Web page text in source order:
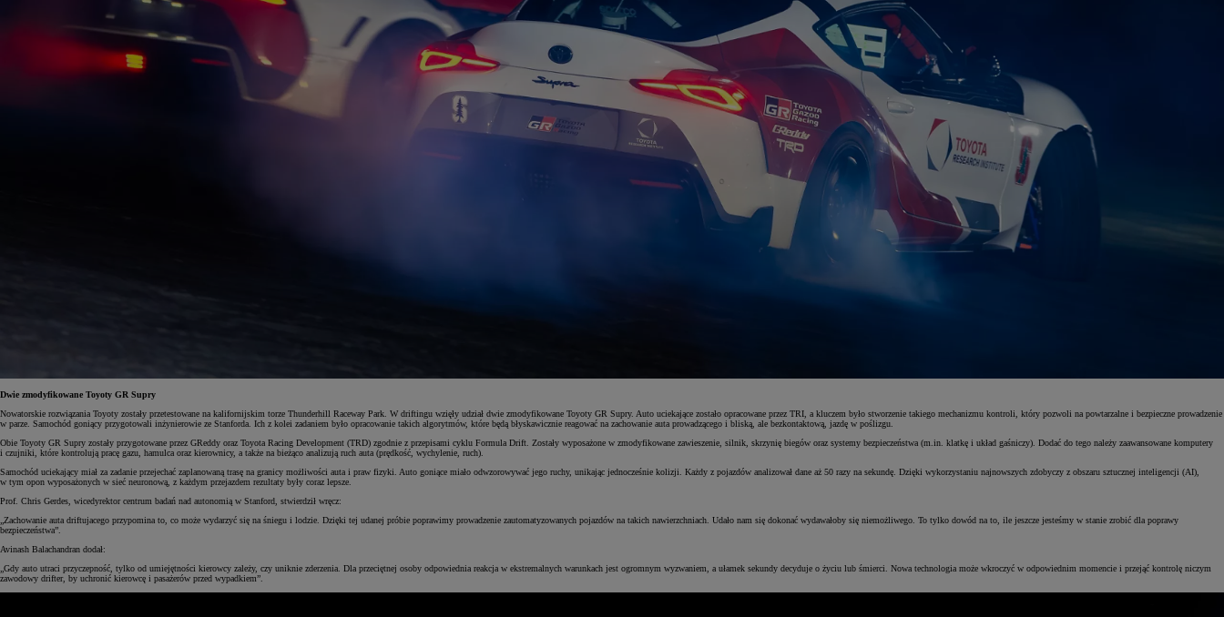
Dwie zmodyfikowane Toyoty GR Supry
Nowatorskie rozwiązania Toyoty zostały przetestowane na kalifornijskim torze Thunderhill Raceway Park. W driftingu wzięły udział dwie zmodyfikowane Toyoty GR Supry. Auto uciekające zostało opracowane przez TRI, a kluczem było stworzenie takiego mechanizmu kontroli, który pozwoli na powtarzalne i bezpieczne prowadzenie
w parze. Samochód goniący przygotowali inżynierowie ze Stanforda. Ich z kolei zadaniem było opracowanie takich algorytmów, które będą błyskawicznie reagować na zachowanie auta prowadzącego i bliską, ale bezkontaktową, jazdę w poślizgu.
Obie Toyoty GR Supry zostały przygotowane przez GReddy oraz Toyota Racing Development (TRD) zgodnie z przepisami cyklu Formula Drift. Zostały wyposażone w zmodyfikowane zawieszenie, silnik, skrzynię biegów oraz systemy bezpieczeństwa (m.in. klatkę i układ gaśniczy). Dodać do tego należy zaawansowane komputery
i czujniki, które kontrolują pracę gazu, hamulca oraz kierownicy, a także na bieżąco analizują ruch auta (prędkość, wychylenie, ruch).
Samochód uciekający miał za zadanie przejechać zaplanowaną trasę na granicy możliwości auta i praw fizyki. Auto goniące miało odwzorowywać jego ruchy, unikając jednocześnie kolizji. Każdy z pojazdów analizował dane aż 50 razy na sekundę. Dzięki wykorzystaniu najnowszych zdobyczy z obszaru sztucznej inteligencji (AI),
w tym opon wyposażonych w sieć neuronową, z każdym przejazdem rezultaty były coraz lepsze.
Prof. Chris Gerdes, wicedyrektor centrum badań nad autonomią w Stanford, stwierdził wręcz:
„Zachowanie auta driftujacego przypomina to, co może wydarzyć się na śniegu i lodzie. Dzięki tej udanej próbie poprawimy prowadzenie zautomatyzowanych pojazdów na takich nawierzchniach. Udało nam się dokonać wydawałoby się niemożliwego. To tylko dowód na to, ile jeszcze jesteśmy w stanie zrobić dla poprawy
bezpieczeństwa”.
Avinash Balachandran dodał:
„Gdy auto utraci przyczepność, tylko od umiejętności kierowcy zależy, czy uniknie zderzenia. Dla przeciętnej osoby odpowiednia reakcja w ekstremalnych warunkach jest ogromnym wyzwaniem, a ułamek sekundy decyduje o życiu lub śmierci. Nowa technologia może wkroczyć w odpowiednim momencie i przejąć kontrolę niczym
zawodowy drifter, by uchronić kierowcę i pasażerów przed wypadkiem”.